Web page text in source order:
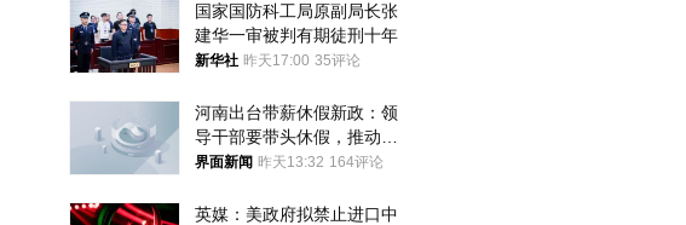
国家国防科工局原副局长张
建华一审被判有期徒刑十年
新华社 昨天17:00 35评论
河南出台带薪休假新政：领
导干部要带头休假，推动全
员应休尽休、休满休足
界面新闻 昨天13:32 164评论
英媒：美政府拟禁止进口中